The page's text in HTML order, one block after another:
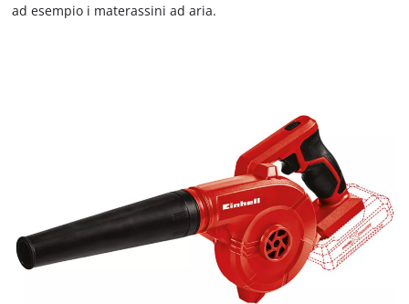
ad esempio i materassini ad aria.